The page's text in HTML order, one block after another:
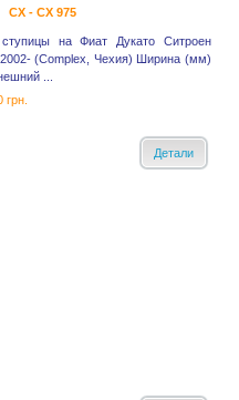
CX - CX 975
на Фиат Дукато Ситроен
(Complex, Чехия) Ширина (мм)
...
грн.
Детали